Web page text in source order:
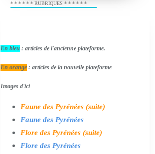
* * * * * * RUBRIQUES * * * * * *
En bleu : articles de l'ancienne plateforme.
En orange : articles de la nouvelle plateforme
Images d'ici
Faune des Pyrénées (suite)
Faune des Pyrénées
Flore des Pyrénées (suite)
Flore des Pyrénées